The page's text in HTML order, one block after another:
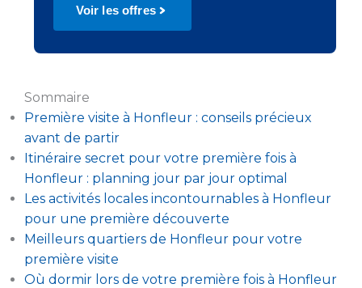
Voir les offres
Sommaire
Première visite à Honfleur : conseils précieux
avant de partir
Itinéraire secret pour votre première fois à
Honfleur : planning jour par jour optimal
Les activités locales incontournables à Honfleur
pour une première découverte
Meilleurs quartiers de Honfleur pour votre
première visite
Où dormir lors de votre première fois à Honfleur